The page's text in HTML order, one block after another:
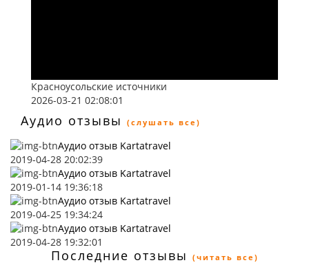
Красноусольские источники
2026-03-21 02:08:01
Аудио отзывы (слушать все)
Аудио отзыв Kartatravel
2019-04-28 20:02:39
Аудио отзыв Kartatravel
2019-01-14 19:36:18
Аудио отзыв Kartatravel
2019-04-25 19:34:24
Аудио отзыв Kartatravel
2019-04-28 19:32:01
Последние отзывы (читать все)